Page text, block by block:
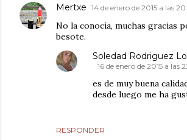
Mertxe 14 de enero de 2015 a las
No la conocía, muchas gracias
besote.
RESPONDER
Soledad Rodriguez
16 de enero de 2015 a las
es de muy buena
desde luego me ha